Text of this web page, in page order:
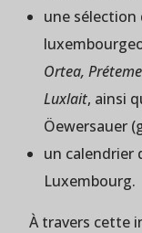
une
Ortea,
Luxlait, ainsi
Öewersauer
un calendrier
Luxembourg.
À travers cette